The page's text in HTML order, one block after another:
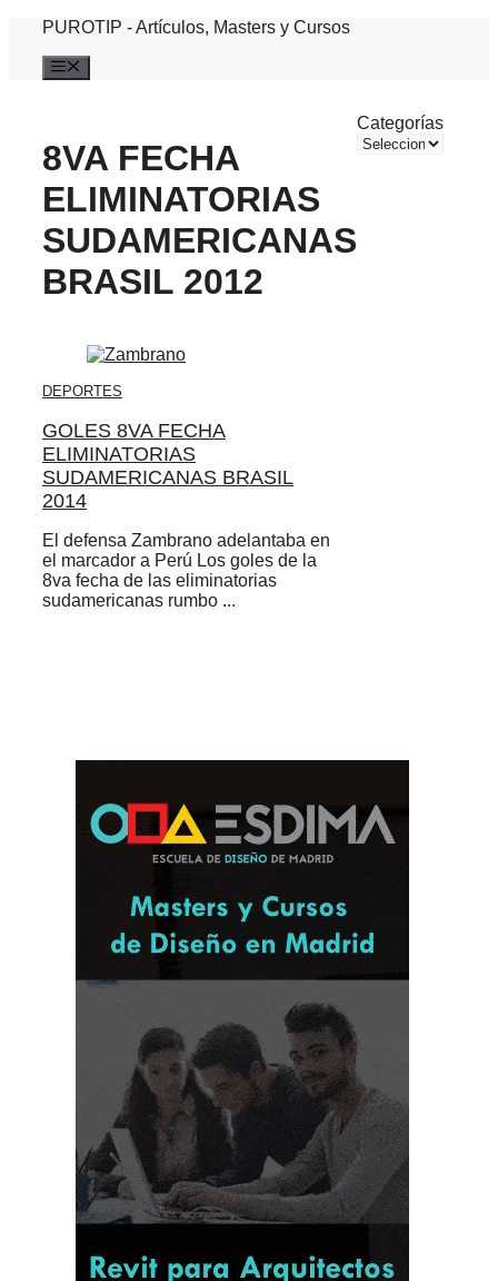
Saltar
contenido
PUROTIP - Artículos, Masters y Cursos
8VA FECHA
ELIMINATORIAS
SUDAMERICANAS
BRASIL 2012
Categorías
DEPORTES
GOLES 8VA FECHA
ELIMINATORIAS
SUDAMERICANAS BRASIL
2014
El defensa Zambrano adelantaba en
el marcador a Perú Los goles de la
8va fecha de las eliminatorias
sudamericanas rumbo ...